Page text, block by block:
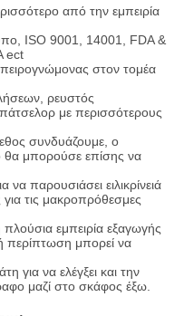
από την εμπειρία
ISO 9001, 14001, FDA &
ect
στον τομέα
ρευστός
με περισσότερους
συνδυάζουμε, ο
θα μπορούσε επίσης να
να παρουσιάσει ειλικρίνειά
τις μακροπρόθεσμες
εμπειρία εξαγωγής
περίπτωση μπορεί να
για να ελέγξει και την
μαζί στο σκάφος έξω.